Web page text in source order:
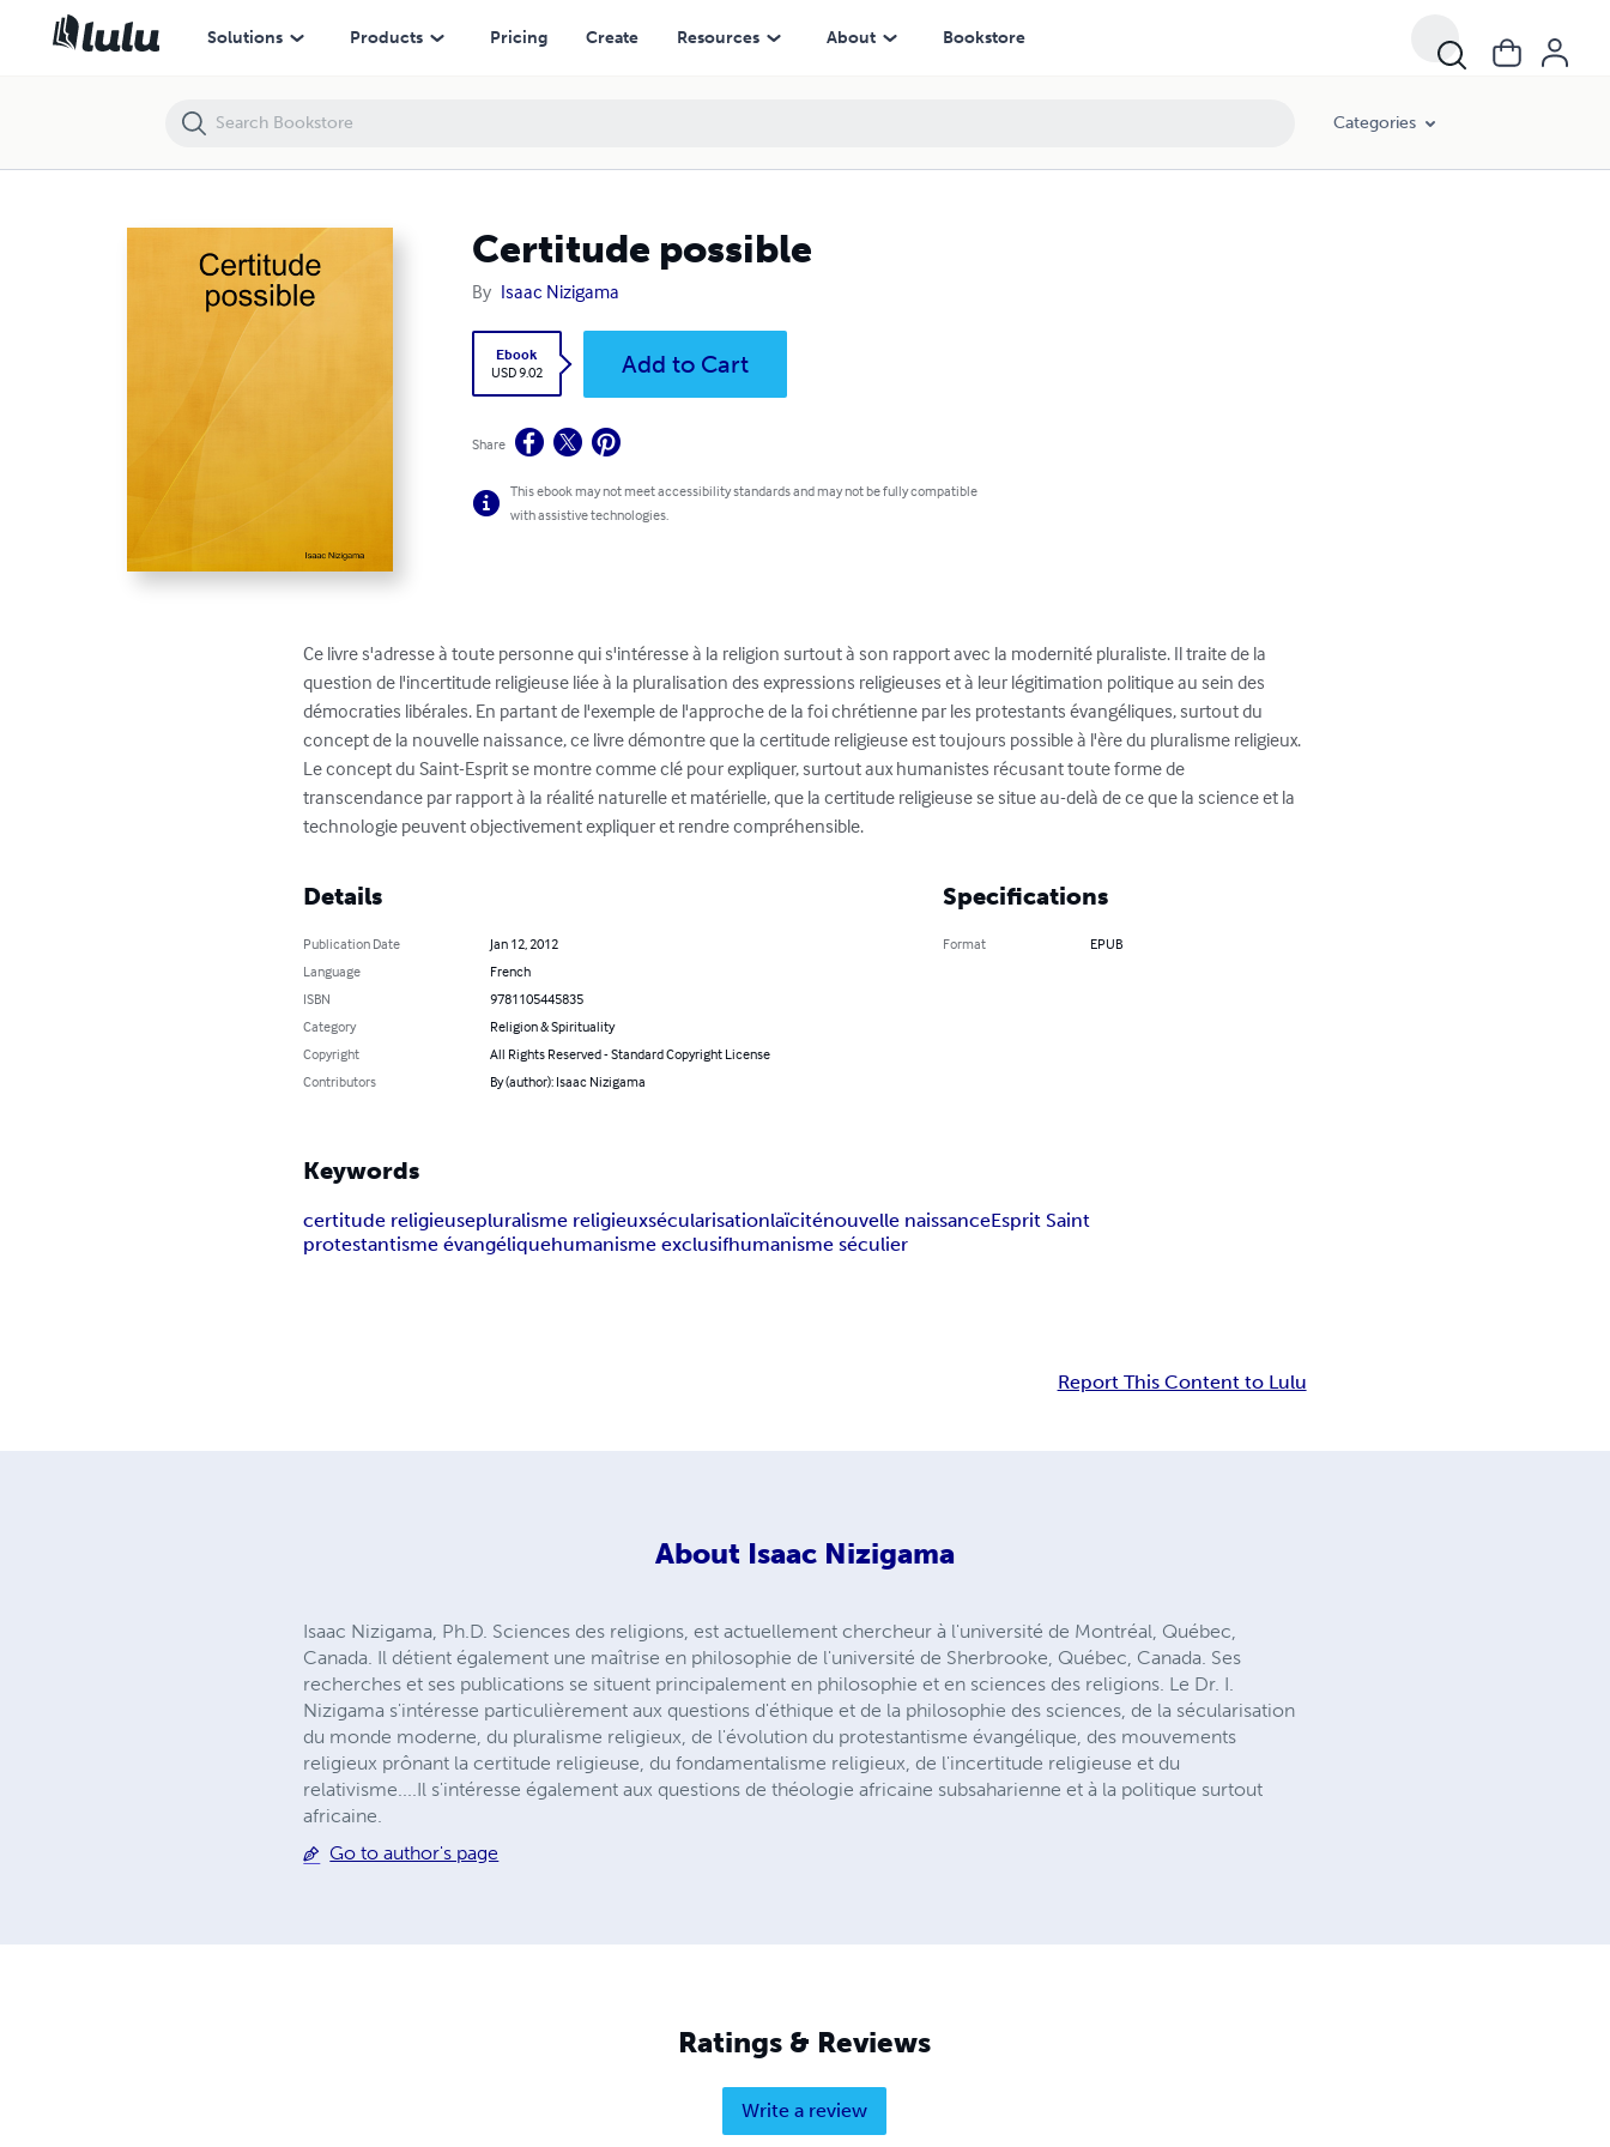
Solutions Products Pricing Create Resources About Bookstore
Categories
Certitude possible
By Isaac Nizigama
Ebook
USD 9.02
Add to Cart
Share
This ebook may not meet accessibility standards and may not be fully compatible
with assistive technologies.
Ce livre s'adresse à toute personne qui s'intéresse à la religion surtout à son rapport avec la modernité pluraliste. Il traite de la
question de l'incertitude religieuse liée à la pluralisation des expressions religieuses et à leur légitimation politique au sein des
démocraties libérales. En partant de l'exemple de l'approche de la foi chrétienne par les protestants évangéliques, surtout du
concept de la nouvelle naissance, ce livre démontre que la certitude religieuse est toujours possible à l'ère du pluralisme religieux.
Le concept du Saint-Esprit se montre comme clé pour expliquer, surtout aux humanistes récusant toute forme de
transcendance par rapport à la réalité naturelle et matérielle, que la certitude religieuse se situe au-delà de ce que la science et la
technologie peuvent objectivement expliquer et rendre compréhensible.
Details
Publication Date
Jan 12, 2012
Language
French
ISBN
9781105445835
Category
Religion & Spirituality
Copyright
All Rights Reserved - Standard Copyright License
Contributors
By (author): Isaac Nizigama
Specifications
Format EPUB
Keywords
certitude religieusepluralisme religieuxsécularisationlaïciténouvelle naissanceEsprit Saint
protestantisme évangéliquehumanisme exclusifhumanisme séculier
Report This Content to Lulu
About Isaac Nizigama
Isaac Nizigama, Ph.D. Sciences des religions, est actuellement chercheur à l'université de Montréal, Québec,
Canada. Il détient également une maîtrise en philosophie de l'université de Sherbrooke, Québec, Canada. Ses
recherches et ses publications se situent principalement en philosophie et en sciences des religions. Le Dr. I.
Nizigama s'intéresse particulièrement aux questions d'éthique et de la philosophie des sciences, de la sécularisation
du monde moderne, du pluralisme religieux, de l'évolution du protestantisme évangélique, des mouvements
religieux prônant la certitude religieuse, du fondamentalisme religieux, de l'incertitude religieuse et du
relativisme....Il s'intéresse également aux questions de théologie africaine subsaharienne et à la politique surtout
africaine.
Go to author's page
Ratings & Reviews
Write a review
Certitude possible